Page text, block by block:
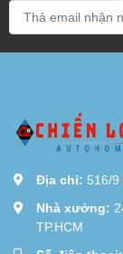
Địa chỉ: 516/9
Nhà xưởng:
TP.HCM